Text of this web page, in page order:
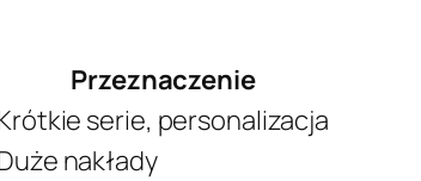
Przeznaczenie
serie, personalizacja
nakłady